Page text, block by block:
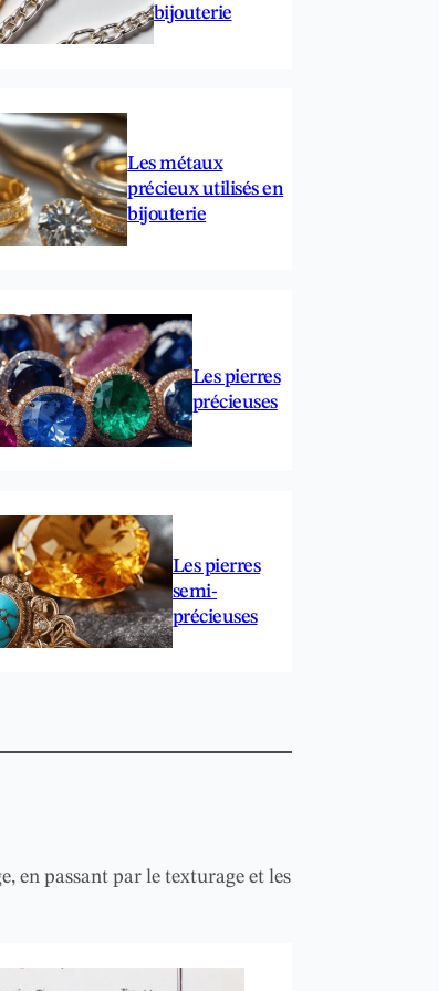
bijouterie
Les métaux
précieux utilisés en
bijouterie
Les pierres
précieuses
Les pierres
semi-
précieuses
en passant par le texturage et les